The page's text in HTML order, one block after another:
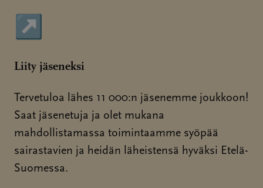
Sivu avautuu uudessa ikkunassa
↗
Liity jäseneksi
Tervetuloa lähes 11 000:n jäsenemme joukkoon!
Saat jäsenetuja ja olet mukana
mahdollistamassa toimintaamme syöpää
sairastavien ja heidän läheistensä hyväksi Etelä-
Suomessa.